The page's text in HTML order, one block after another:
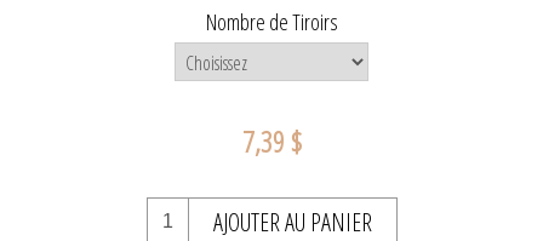
Nombre de Tiroirs
7,39 $
AJOUTER AU PANIER